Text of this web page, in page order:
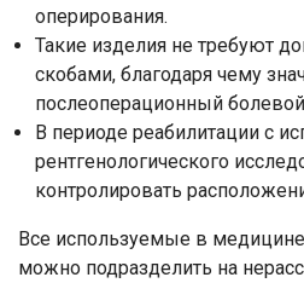
оперирования.
Такие изделия не требуют
скобами, благодаря чему
послеоперационный
В периоде реабилитации с
рентгенологического
контролировать
Все используемые в
можно подразделить на